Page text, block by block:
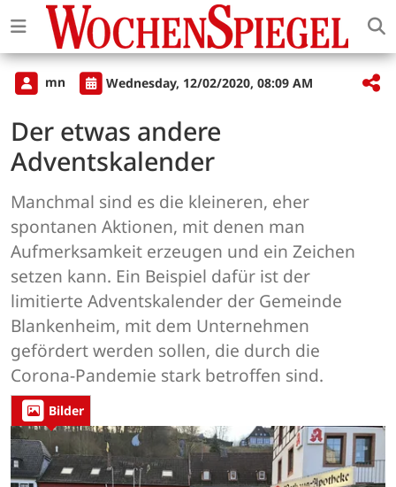
mn Wednesday, 12/02/2020, 08:09 AM
Der etwas andere
Adventskalender
Manchmal sind es die kleineren, eher
spontanen Aktionen, mit denen man
Aufmerksamkeit erzeugen und ein Zeichen
setzen kann. Ein Beispiel dafür ist der
limitierte Adventskalender der Gemeinde
Blankenheim, mit dem Unternehmen
gefördert werden sollen, die durch die
Corona-Pandemie stark betroffen sind.
Bilder